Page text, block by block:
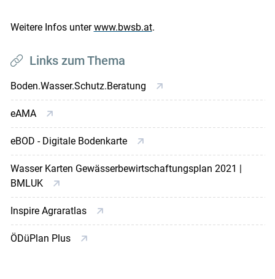
Weitere Infos unterwww.bwsb.at.
Links zum Thema
Boden.Wasser.Schutz.Beratung
eAMA
eBOD - Digitale Bodenkarte
Wasser Karten Gewässerbewirtschaftungsplan 2021 |
BMLUK
Inspire Agraratlas
ÖDüPlan Plus